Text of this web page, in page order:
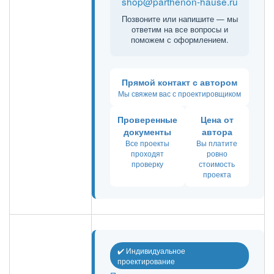
Позвоните или напишите — мы
ответим на все вопросы и
поможем с оформлением.
Прямой контакт с автором
Мы свяжем вас с проектировщиком
Проверенные
документы
Все проекты
проходят
проверку
Цена от
автора
Вы платите
ровно
стоимость
проекта
✔️ Индивидуальное
проектирование